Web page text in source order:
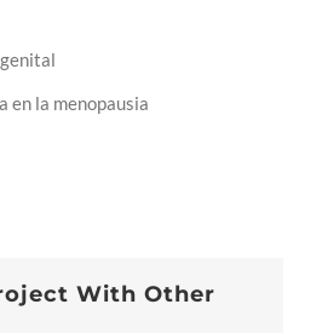
en la menopausia
With Other